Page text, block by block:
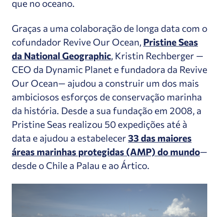
que no oceano.
Graças a uma colaboração de longa data com o
cofundador Revive Our Ocean, Pristine Seas
da National Geographic, Kristin Rechberger —
CEO da Dynamic Planet e fundadora da Revive
Our Ocean— ajudou a construir um dos mais
ambiciosos esforços de conservação marinha
da história. Desde a sua fundação em 2008, a
Pristine Seas realizou 50 expedições até à
data e ajudou a estabelecer 33 das maiores
áreas marinhas protegidas (AMP) do mundo—
desde o Chile a Palau e ao Ártico.